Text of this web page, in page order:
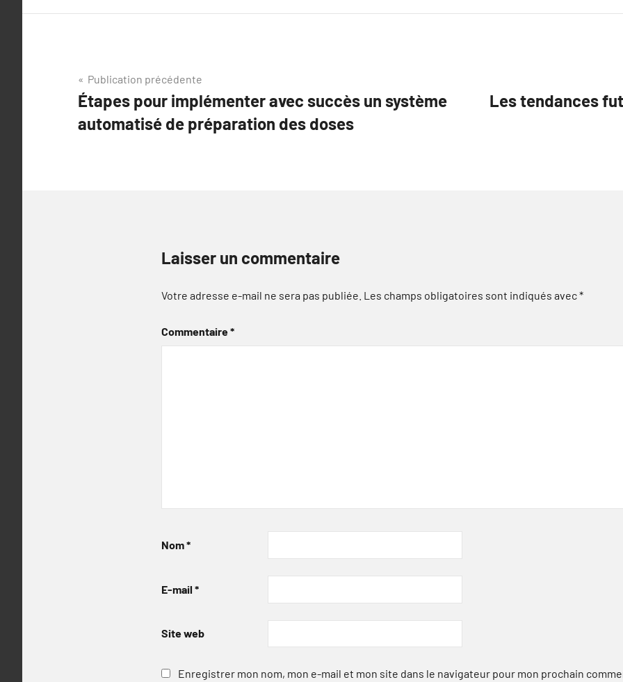
Navigation
de
l’article
Publication précédente
Étapes pour implémenter avec succès un système
automatisé de préparation des doses
Les tendances
Laisser un commentaire
Votre adresse e-mail ne sera pas publiée. Les champs obligatoires sont indiqués avec*
Commentaire*
Nom*
E-mail *
Site web
Enregistrer mon nom, mon e-mail et mon site dans le navigateur pour mon prochain